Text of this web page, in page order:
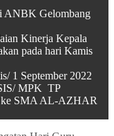
ANBK Gelombang
Kinerja Kepala
pada hari Kamis
1 September 2022
MPK TP
ke SMA AL-AZHAR